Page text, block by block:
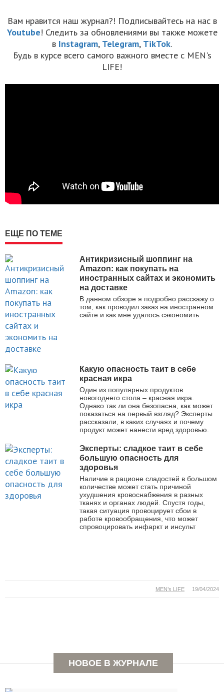
Вам нравится наш журнал?! Подписывайтесь на нас в
Youtube! Следить за обновлениями вы также можете
в Instagram, Telegram, TikTok.
Будь в курсе всего самого важного вместе с MEN's
LIFE!
ЕЩЕ ПО ТЕМЕ
Антикризисный шоппинг на
Amazon: как покупать на
иностранных сайтах и экономить
на доставке
В данном обзоре я подробно расскажу о
том, как проводил заказ на иностранном
сайте и как мне удалось сэкономить
Какую опасность таит в себе
красная икра
Один из популярных продуктов
новогоднего стола – красная икра.
Однако так ли она безопасна, как может
показаться на первый взгляд? Эксперты
рассказали, в каких случаях и почему
продукт может нанести вред здоровью.
Эксперты: сладкое таит в себе
большую опасность для
здоровья
Наличие в рационе сладостей в большом
количестве может стать причиной
ухудшения кровоснабжения в разных
тканях и органах людей. Спустя годы,
такая ситуация провоцирует сбои в
работе кровообращения, что может
спровоцировать инфаркт и инсульт
19/04/2024
MEN’s LIFE
НОВОЕ В ЖУРНАЛЕ